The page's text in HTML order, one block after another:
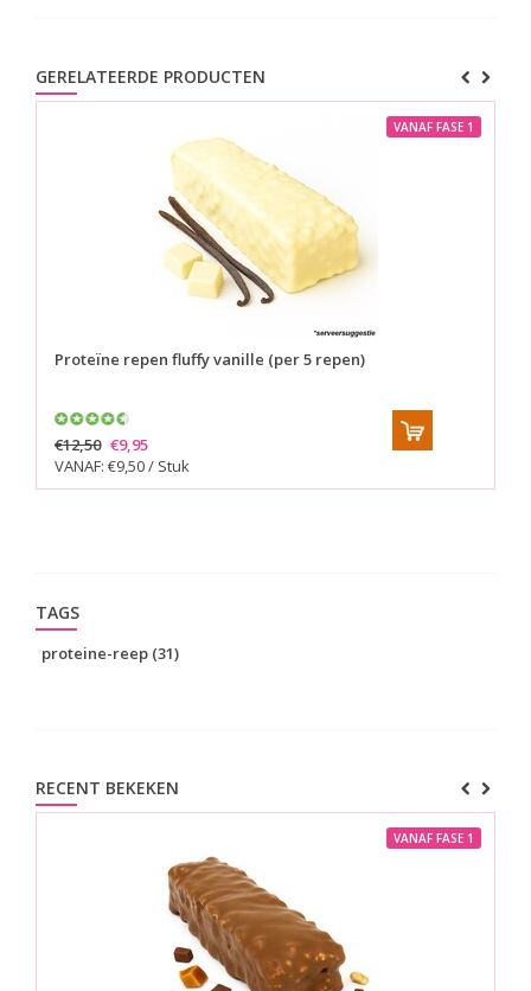
GERELATEERDE PRODUCTEN
VANAF FASE 1
Proteïne repen fluffy vanille (per 5 repen)
€12,50 €9,95
VANAF: €9,50 / Stuk
TAGS
proteine-reep (31)
RECENT BEKEKEN
VANAF FASE 1